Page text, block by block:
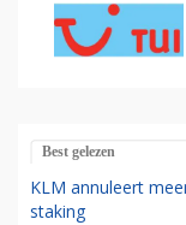
Best gelezen
KLM annuleert
staking